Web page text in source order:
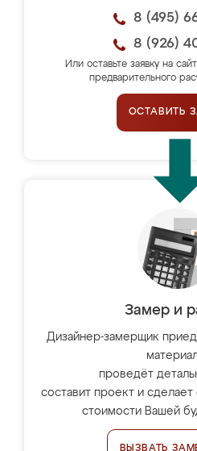
8 (495)
8 (926)
Или оставьте заявку на
предварительного
ОСТАВИТЬ
Замер и
Дизайнер-замерщик
проведёт
составит проект и сделает
стоимости Вашей
ВЫЗВАТЬ